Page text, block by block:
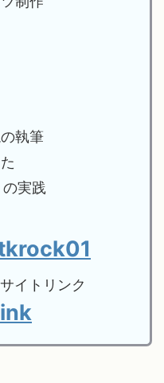
執筆
の実践
イトリンク